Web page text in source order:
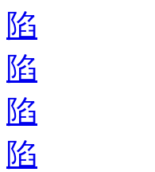
陷
陷
陷
陷